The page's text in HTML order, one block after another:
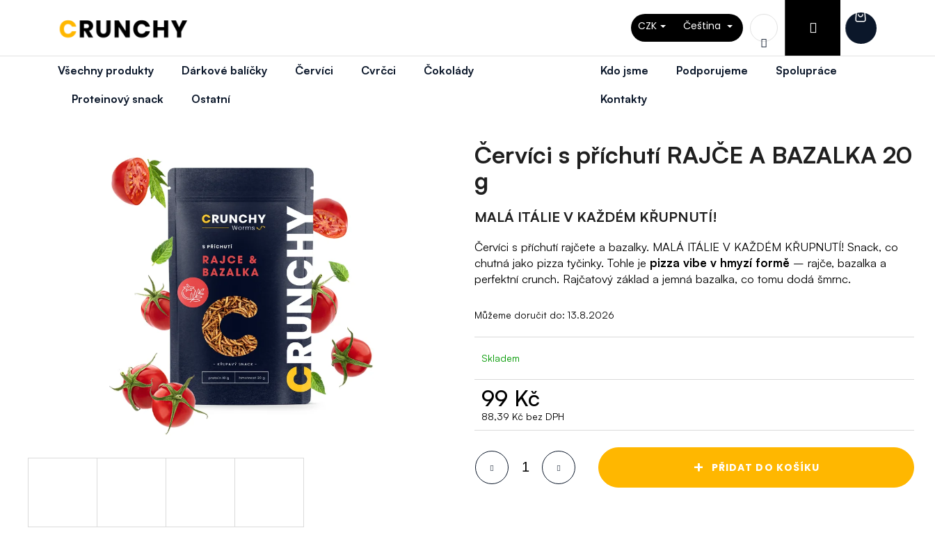
CZK Čeština
Hledat
Přihlášení
Nákupní
Všechny produkty Dárkové balíčky Červíci Cvrčci Čokolády
Proteinový snack Ostatní
Kdo jsme Podporujeme Spolupráce
Kontakty
Červíci s příchutí RAJČE A BAZALKA 20
g
MALÁ ITÁLIE V KAŽDÉM KŘUPNUTÍ!
Červíci s příchutí rajčete a bazalky. MALÁ ITÁLIE V KAŽDÉM KŘUPNUTÍ! Snack, co
chutná jako pizza tyčinky. Tohle je pizza vibe v hmyzí formě – rajče, bazalka a
perfektní crunch. Rajčatový základ a jemná bazalka, co tomu dodá šmrnc.
Můžeme doručit do: 13.8.2026
Skladem
99 Kč
88,39 Kč bez DPH
Měrná
+ PŘIDAT DO KOŠÍKU
Zpět
do
obchodu
Zpět
do
obchodu
HLEDAT